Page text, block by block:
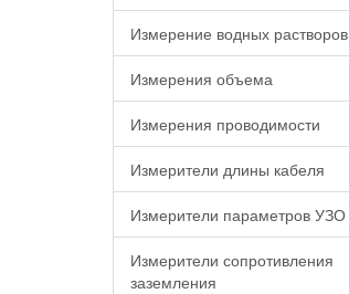
Измерение водных растворов
Измерения объема
Измерения проводимости
Измерители длины кабеля
Измерители параметров УЗО
Измерители сопротивления
заземления